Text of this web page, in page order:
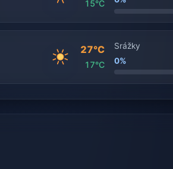
15°C
27°C
17°C
Srážky
0%